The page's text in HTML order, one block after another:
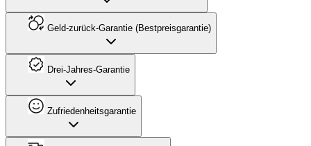
Geld-zurück-Garantie (Bestpreisgarantie)
Drei-Jahres-Garantie
Zufriedenheitsgarantie